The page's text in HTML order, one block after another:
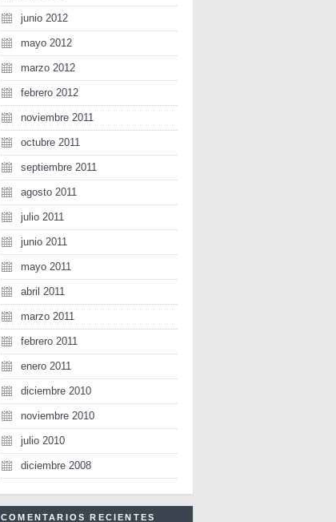
junio 2012
mayo 2012
marzo 2012
febrero 2012
noviembre 2011
octubre 2011
septiembre 2011
agosto 2011
julio 2011
junio 2011
mayo 2011
abril 2011
marzo 2011
febrero 2011
enero 2011
diciembre 2010
noviembre 2010
julio 2010
diciembre 2008
COMENTARIOS RECIENTES